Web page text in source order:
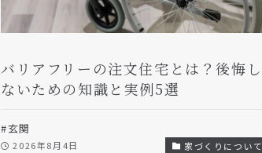
バリアフリーの注文住宅とは？後悔し
ないための知識と実例5選
#玄関
2026年8月4日 家づくりについて